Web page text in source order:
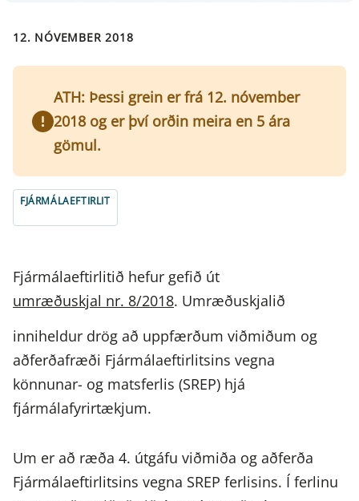
12. NÓVEMBER 2018
ATH: Þessi grein er frá 12. nóvember
2018 og er því orðin meira en 5 ára
gömul.
FJÁRMÁLAEFTIRLIT
Fjármálaeftirlitið hefur gefið út
umræðuskjal nr. 8/2018. Umræðuskjalið
inniheldur drög að uppfærðum viðmiðum og
aðferðafræði Fjármálaeftirlitsins vegna
könnunar- og matsferlis (SREP) hjá
fjármálafyrirtækjum.
Um er að ræða 4. útgáfu viðmiða og aðferða
Fjármálaeftirlitsins vegna SREP ferlisins. Í ferlinu